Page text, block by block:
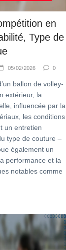
en
Type de
05/02/2026 0
ballon de volley-
extérieur, la
influencée par la
les conditions
un entretien
type de couture –
également un
performance et la
notables comme